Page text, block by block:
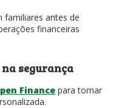
familiares antes de
financeiras
na segurança
Finance para tornar